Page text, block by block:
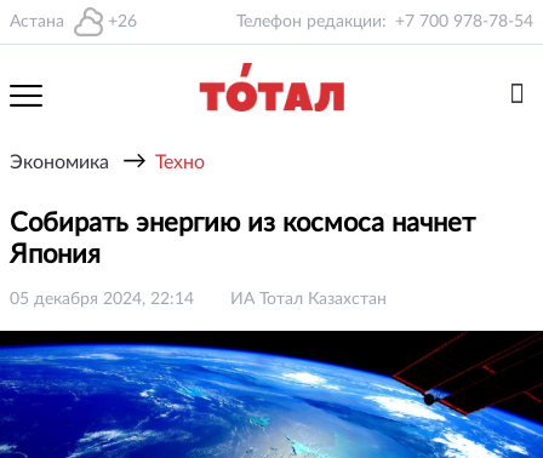
Астана +26 Телефон редакции: +7 700 978-78-54
Экономика → Техно
Собирать энергию из космоса начнет
Япония
05 декабря 2024, 22:14 ИА Тотал Казахстан